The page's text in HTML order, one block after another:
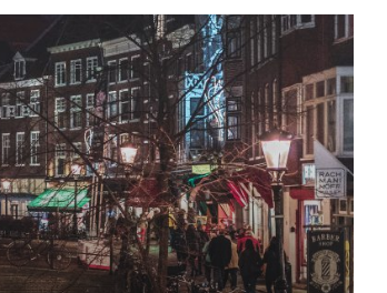
makelaars doen alle bezichtigingen en
je op de hoogte. De onderhandelingen en
zijn eveneens een onderdeel van
service.